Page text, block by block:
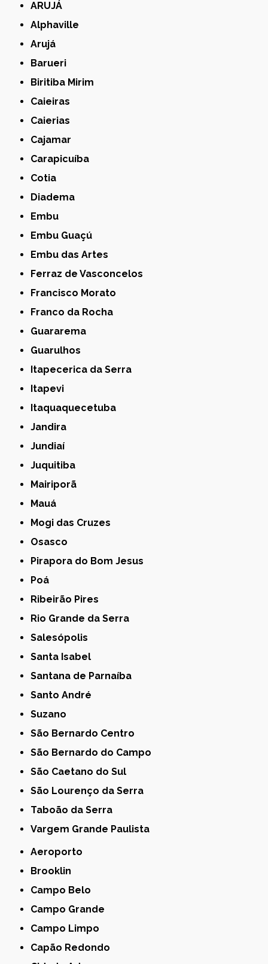
ARUJÁ
Alphaville
Arujá
Barueri
Biritiba Mirim
Caieiras
Caierias
Cajamar
Carapicuíba
Cotia
Diadema
Embu
Embu Guaçú
Embu das Artes
Ferraz de Vasconcelos
Francisco Morato
Franco da Rocha
Guararema
Guarulhos
Itapecerica da Serra
Itapevi
Itaquaquecetuba
Jandira
Jundiaí
Juquitiba
Mairiporã
Mauá
Mogi das Cruzes
Osasco
Pirapora do Bom Jesus
Poá
Ribeirão Pires
Rio Grande da Serra
Salesópolis
Santa Isabel
Santana de Parnaíba
Santo André
Suzano
São Bernardo Centro
São Bernardo do Campo
São Caetano do Sul
São Lourenço da Serra
Taboão da Serra
Vargem Grande Paulista
Aeroporto
Brooklin
Campo Belo
Campo Grande
Campo Limpo
Capão Redondo